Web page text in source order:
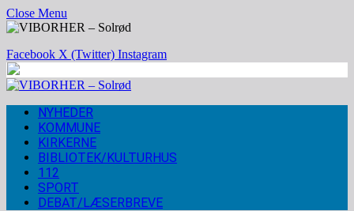
Close Menu
Facebook X (Twitter) Instagram
NYHEDER
KOMMUNE
KIRKERNE
BIBLIOTEK/KULTURHUS
112
SPORT
DEBAT/LÆSERBREVE